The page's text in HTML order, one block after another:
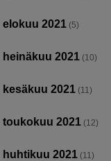
elokuu 2021 (5)
heinäkuu 2021 (10)
kesäkuu 2021 (11)
toukokuu 2021 (12)
huhtikuu 2021 (11)